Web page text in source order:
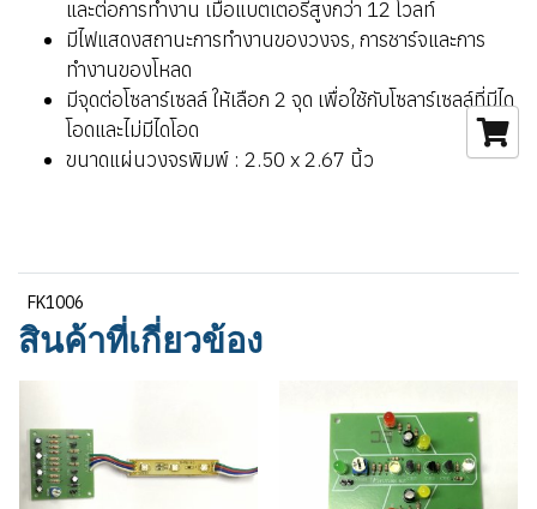
และต่อการทำงาน เมื่อแบตเตอรี่สูงกว่า 12 โวลท์
มีไฟแสดงสถานะการทำงานของวงจร, การชาร์จและการ
ทำงานของโหลด
มีจุดต่อโซลาร์เซลล์ ให้เลือก 2 จุด เพื่อใช้กับโซลาร์เซลล์ที่มีได
โอดและไม่มีไดโอด
ขนาดแผ่นวงจรพิมพ์ : 2.50 x 2.67 นิ้ว
FK1006
สินค้าที่เกี่ยวข้อง